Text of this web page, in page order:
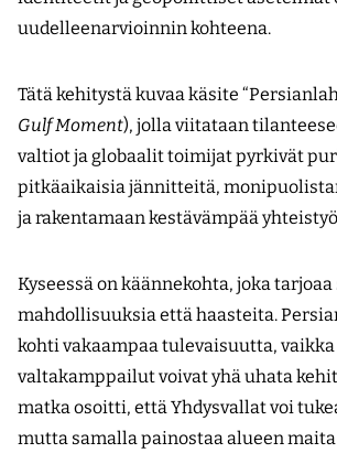
uudelleenarvioinnin kohteena.
Tätä kehitystä kuvaa käsite
Gulf Moment), jolla viitataan
valtiot ja globaalit toimijat pyrkivät
pitkäaikaisia jännitteitä,
ja rakentamaan kestävämpää
Kyseessä on käännekohta, joka tarjoaa
mahdollisuuksia että haasteita.
kohti vakaampaa tulevaisuutta,
valtakamppailut voivat yhä uhata
matka osoitti, että Yhdysvallat voi
mutta samalla painostaa alueen